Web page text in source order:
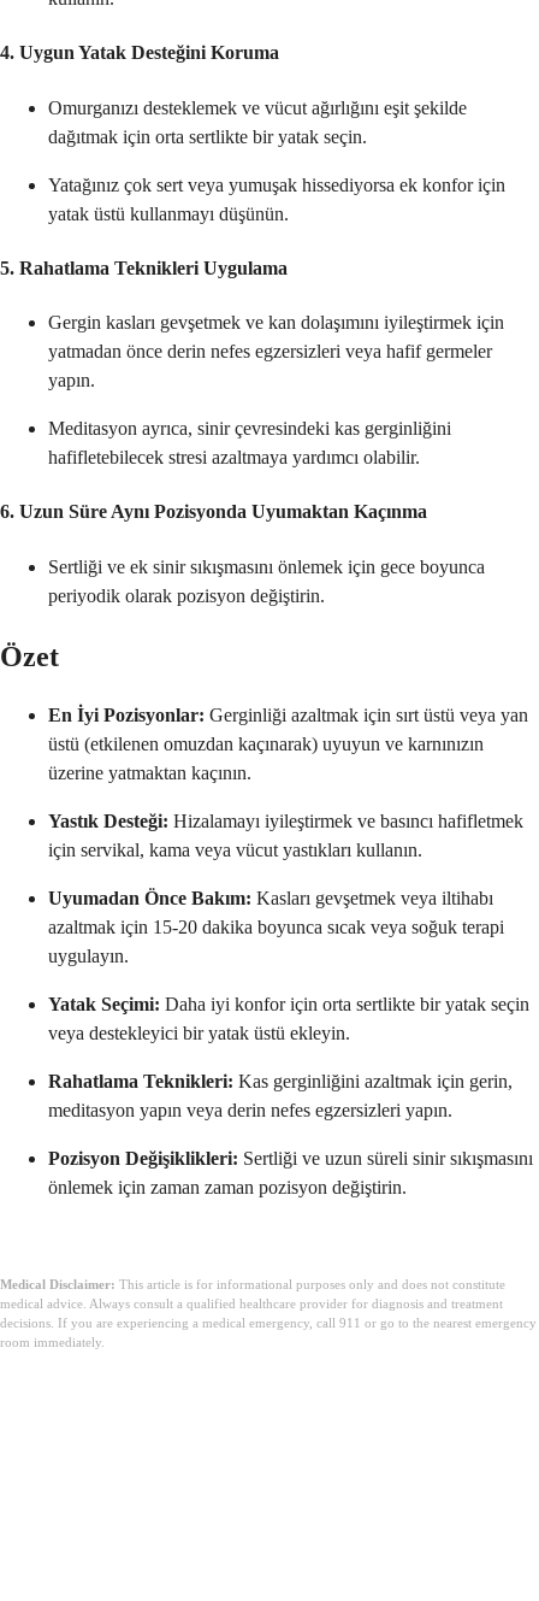
4. Uygun Yatak Desteğini Koruma
Omurganızı desteklemek ve vücut ağırlığını eşit şekilde
dağıtmak için orta sertlikte bir yatak seçin.
Yatağınız çok sert veya yumuşak hissediyorsa ek konfor için
yatak üstü kullanmayı düşünün.
5. Rahatlama Teknikleri Uygulama
Gergin kasları gevşetmek ve kan dolaşımını iyileştirmek için
yatmadan önce derin nefes egzersizleri veya hafif germeler
yapın.
Meditasyon ayrıca, sinir çevresindeki kas gerginliğini
hafifletebilecek stresi azaltmaya yardımcı olabilir.
6. Uzun Süre Aynı Pozisyonda Uyumaktan Kaçınma
Sertliği ve ek sinir sıkışmasını önlemek için gece boyunca
periyodik olarak pozisyon değiştirin.
Özet
En İyi Pozisyonlar: Gerginliği azaltmak için sırt üstü veya yan
üstü (etkilenen omuzdan kaçınarak) uyuyun ve karnınızın
üzerine yatmaktan kaçının.
Yastık Desteği: Hizalamayı iyileştirmek ve basıncı hafifletmek
için servikal, kama veya vücut yastıkları kullanın.
Uyumadan Önce Bakım: Kasları gevşetmek veya iltihabı
azaltmak için 15-20 dakika boyunca sıcak veya soğuk terapi
uygulayın.
Yatak Seçimi: Daha iyi konfor için orta sertlikte bir yatak seçin
veya destekleyici bir yatak üstü ekleyin.
Rahatlama Teknikleri: Kas gerginliğini azaltmak için gerin,
meditasyon yapın veya derin nefes egzersizleri yapın.
Pozisyon Değişiklikleri: Sertliği ve uzun süreli sinir sıkışmasını
önlemek için zaman zaman pozisyon değiştirin.
Medical Disclaimer: This article is for informational purposes only and does not constitute
medical advice. Always consult a qualified healthcare provider for diagnosis and treatment
decisions. If you are experiencing a medical emergency, call 911 or go to the nearest emergency
room immediately.